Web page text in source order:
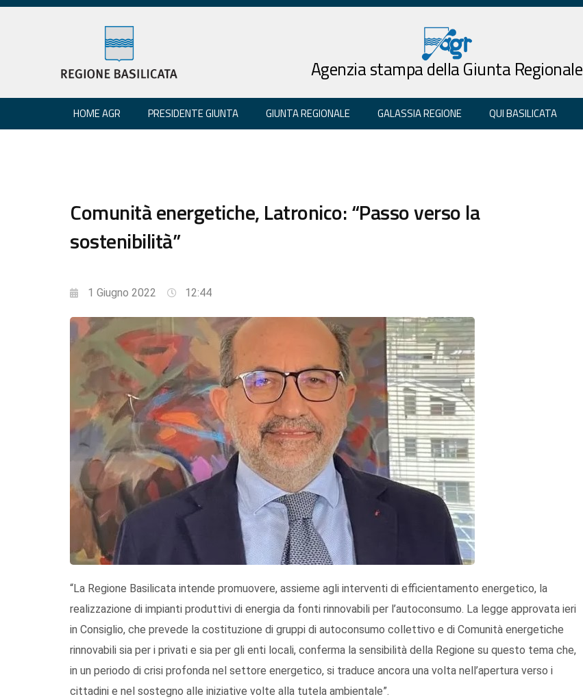
Agenzia stampa della Giunta Regionale
HOME AGR PRESIDENTE GIUNTA GIUNTA REGIONALE GALASSIA REGIONE QUI BASILICATA
Comunità energetiche, Latronico: “Passo verso la
sostenibilità”
1 Giugno 2022 12:44
“La Regione Basilicata intende promuovere, assieme agli interventi di efficientamento energetico, la
realizzazione di impianti produttivi di energia da fonti rinnovabili per l’autoconsumo. La legge approvata ieri
in Consiglio, che prevede la costituzione di gruppi di autoconsumo collettivo e di Comunità energetiche
rinnovabili sia per i privati e sia per gli enti locali, conferma la sensibilità della Regione su questo tema che,
in un periodo di crisi profonda nel settore energetico, si traduce ancora una volta nell’apertura verso i
cittadini e nel sostegno alle iniziative volte alla tutela ambientale”.